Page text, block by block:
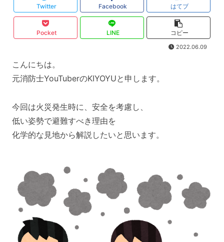
Twitter Facebook はてブ
Pocket LINE コピー
2022.06.09
こんにちは。
元消防士YouTuberのKIYOYUと申します。
今回は火災発生時に、安全を考慮し、
低い姿勢で避難すべき理由を
化学的な見地から解説したいと思います。